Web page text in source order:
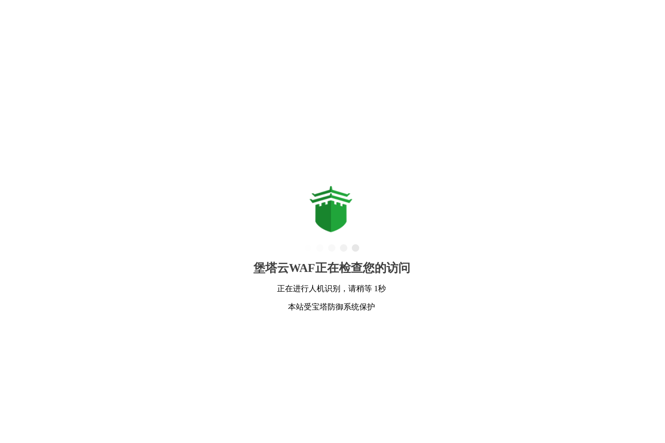
堡塔云WAF正在检查您的访问
正在进行人机识别，请稍等 1秒
本站受宝塔防御系统保护